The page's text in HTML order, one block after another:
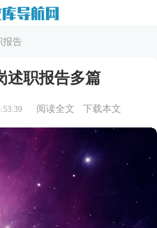
报告
述职报告多篇
阅读全文 下载本文